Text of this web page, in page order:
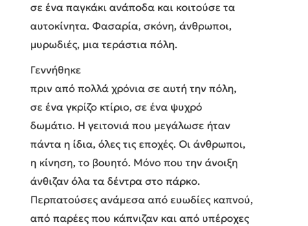
σε ένα παγκάκι ανάποδα και κοιτούσε τα
αυτοκίνητα. Φασαρία, σκόνη, άνθρωποι,
μυρωδιές, μια τεράστια πόλη.
Γεννήθηκε
πριν από πολλά χρόνια σε αυτή την πόλη,
σε ένα γκρίζο κτίριο, σε ένα ψυχρό
δωμάτιο. Η γειτονιά που μεγάλωσε ήταν
πάντα η ίδια, όλες τις εποχές. Οι άνθρωποι,
η κίνηση, το βουητό. Μόνο που την άνοιξη
άνθιζαν όλα τα δέντρα στο πάρκο.
Περπατούσες ανάμεσα από ευωδίες καπνού,
από παρέες που κάπνιζαν και από υπέροχες